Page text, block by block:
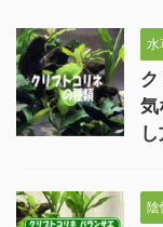
水
気
陰